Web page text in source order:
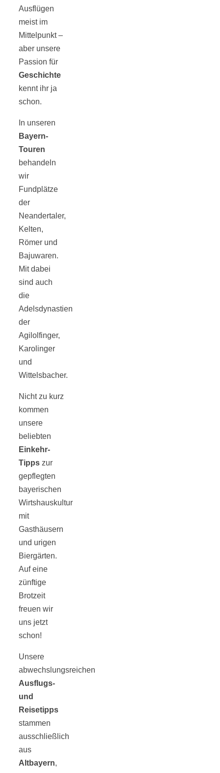
Ausflügen
meist im
Mittelpunkt –
aber unsere
Passion für
Geschichte
kennt ihr ja
schon.
In unseren
Bayern-
Touren
behandeln
wir
Fundplätze
der
Neandertaler,
Kelten,
Römer und
Bajuwaren.
Mit dabei
sind auch
die
Adelsdynastien
der
Agilolfinger,
Karolinger
und
Wittelsbacher.
Nicht zu kurz
kommen
unsere
beliebten
Einkehr-
Tipps zur
gepflegten
bayerischen
Wirtshauskultur
mit
Gasthäusern
und urigen
Biergärten.
Auf eine
zünftige
Brotzeit
freuen wir
uns jetzt
schon!
Unsere
abwechslungsreichen
Ausflugs-
und
Reisetipps
stammen
ausschließlich
aus
Altbayern,